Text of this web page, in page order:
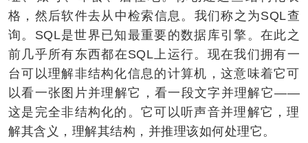
格，然后软件去从中检索信息。我们称之为SQL查
询。SQL是世界已知最重要的数据库引擎。在此之
前几乎所有东西都在SQL上运行。现在我们拥有一
台可以理解非结构化信息的计算机，这意味着它可
以看一张图片并理解它，看一段文字并理解它——
这是完全非结构化的。它可以听声音并理解它，理
解其含义，理解其结构，并推理该如何处理它。